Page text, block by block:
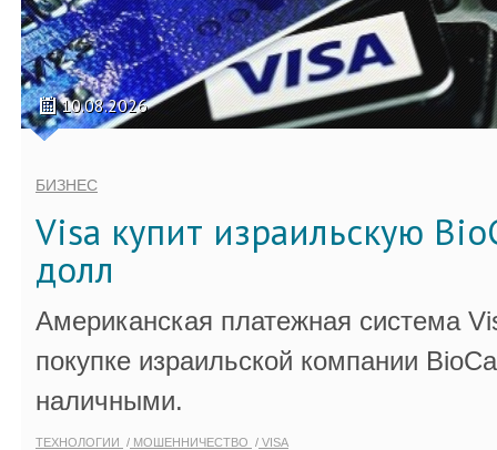
10.08.2026
БИЗНЕС
Visa купит израильскую
долл
Американская платежная система
покупке израильской компании
наличными.
ТЕХНОЛОГИИ МОШЕННИЧЕСТВО VISA